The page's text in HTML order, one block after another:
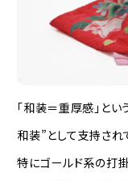
「和装＝重厚感」と
和装”として支持され
特にゴールド系の打